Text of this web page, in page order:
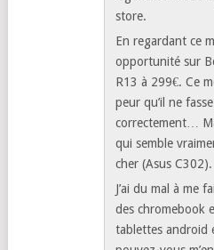
android pour une
(netflix, jeux du
vu qu’il y avait
intéressants et
élevés. J’ai
S2 puis j’ai vu
suis intéressés au
commandé puis
store.
En regardant ce
opportunité sur